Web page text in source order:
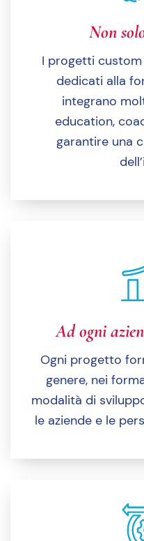
Non
I progetti
dedicati alla
integrano
education,
garantire una
Ad ogni
Ogni progetto
genere, nei
modalità di
le aziende e le